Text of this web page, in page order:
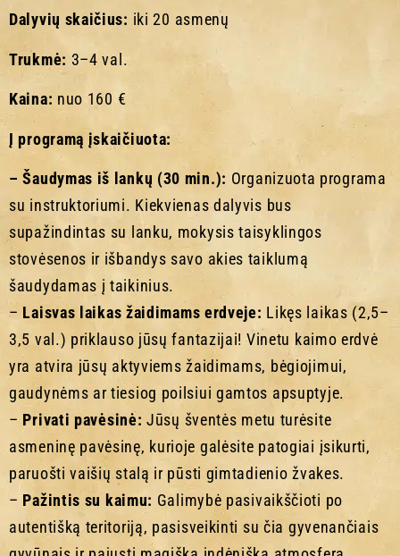
Dalyvių skaičius: iki 20 asmenų
Trukmė: 3–4 val.
Kaina: nuo 160 €
Į programą įskaičiuota:
– Šaudymas iš lankų (30 min.): Organizuota programa
su instruktoriumi. Kiekvienas dalyvis bus
supažindintas su lanku, mokysis taisyklingos
stovėsenos ir išbandys savo akies taiklumą
šaudydamas į taikinius.
– Laisvas laikas žaidimams erdveje: Likęs laikas (2,5–
3,5 val.) priklauso jūsų fantazijai! Vinetu kaimo erdvė
yra atvira jūsų aktyviems žaidimams, bėgiojimui,
gaudynėms ar tiesiog poilsiui gamtos apsuptyje.
– Privati pavėsinė: Jūsų šventės metu turėsite
asmeninę pavėsinę, kurioje galėsite patogiai įsikurti,
paruošti vaišių stalą ir pūsti gimtadienio žvakes.
– Pažintis su kaimu: Galimybė pasivaikščioti po
autentišką teritoriją, pasisveikinti su čia gyvenančiais